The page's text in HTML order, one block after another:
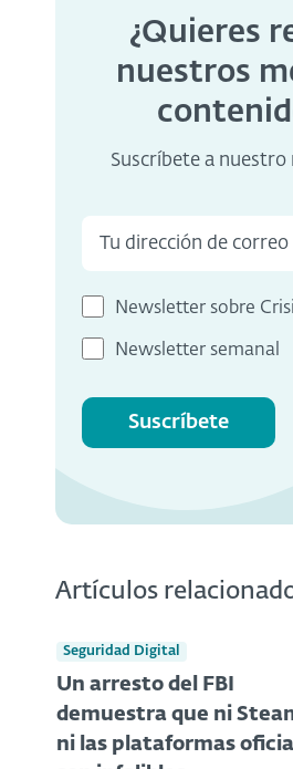
¿Quieres
nuestros
Suscríbete a
Newsletter sobre
Newsletter semanal
Suscríbete
Artículos
Seguridad Digital
Un arresto del FBI
demuestra que ni
ni las plataformas